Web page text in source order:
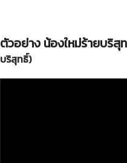
ตัวอย่าง น้องใหม่ร้ายบริสุ
บริสุทธิ์)